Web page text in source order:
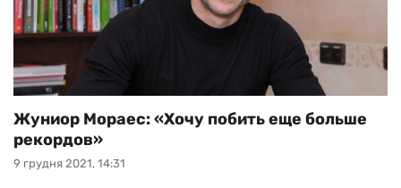
9 грудня 2021, 14:31
Жуниор Мораес: «Хочу побить еще больше
рекордов»